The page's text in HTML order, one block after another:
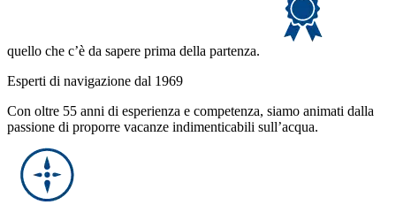
quello che c’è da sapere prima della partenza.
Esperti di navigazione dal 1969
Con oltre 55 anni di esperienza e competenza, siamo animati dalla
passione di proporre vacanze indimenticabili sull’acqua.